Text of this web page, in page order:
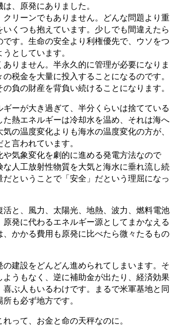
、原発にありました。
クリーンでもありません。どんな問題より重
くつも抱えています。少しでも間違えたら
す。生命の安全より利権優先で、ウソをつ
としています。
りません。半永久的に管理が必要になりま
税金を大量に投入することになるのです。
負の財産を背負い続けることになります。
ギーが大き過ぎて、半分くらいは捨てている
熱エネルギーは冷却水を温め、それは海へ
の温度変化よりも海水の温度変化の方が、
言われています。
気象変化を劇的に進める発電方法なので
人工放射性物質を大気と海水に垂れ流し続
ということで「安全」だという理屈になっ
活と、風力、太陽光、地熱、波力、燃料電池
発に代わるエネルギー源としてまかなえる
、かかる費用も原発に比べたら微々たるもの
の建設をどんどん進められてしまいます。そ
うもなく、逆に補助金が出たり、経済効果
喜ぶ人もいるわけです。まるで米軍基地と同
も必ず地方です。
って、お金と命の天秤なのに。